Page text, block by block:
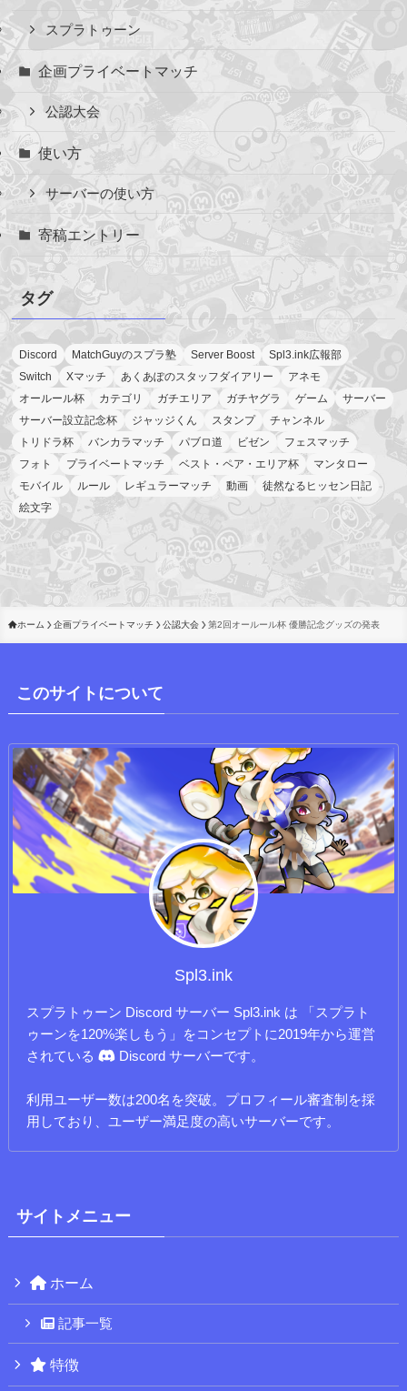
スプラトゥーン
企画プライベートマッチ
公認大会
使い方
サーバーの使い方
寄稿エントリー
タグ
Discord MatchGuyのスプラ塾 Server Boost
Spl3.ink広報部
Switch
Xマッチ あくあぽのスタッフダイアリー
アネモ
オールール杯
カテゴリ ガチエリア ガチヤグラ ゲーム
サーバー
サーバー設立記念杯
ジャッジくん スタンプ
チャンネル
トリドラ杯
バンカラマッチ パブロ道 ビゼン
フェスマッチ
フォト
プライベートマッチ ベスト・ペア・エリア杯
マンタロー
モバイル
ルール レギュラーマッチ 動画
徒然なるヒッセン日記
絵文字
ホーム 企画プライベートマッチ 公認大会 第2回オールール杯 優勝記念グッズの発表
このサイトについて
Spl3.ink
スプラトゥーン Discord サーバー Spl3.ink は 「スプラト
ゥーンを120%楽しもう」をコンセプトに2019年から運営
されている
Discord サーバーです。
利用ユーザー数は200名を突破。プロフィール審査制を採
用しており、ユーザー満足度の高いサーバーです。
サイトメニュー
ホーム
記事一覧
特徴